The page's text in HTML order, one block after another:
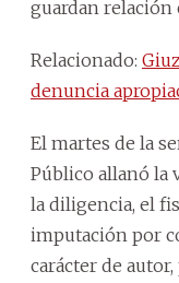
guardan relación
Relacionado:
denuncia
El martes de la
Público allanó la
la diligencia, el
imputación por
carácter de